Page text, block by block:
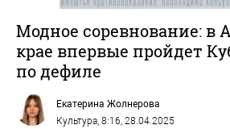
Модное соревнование: в
крае впервые пройдет
по дефиле
Екатерина Жолнерова
Культура, 8:16, 28.04.2025